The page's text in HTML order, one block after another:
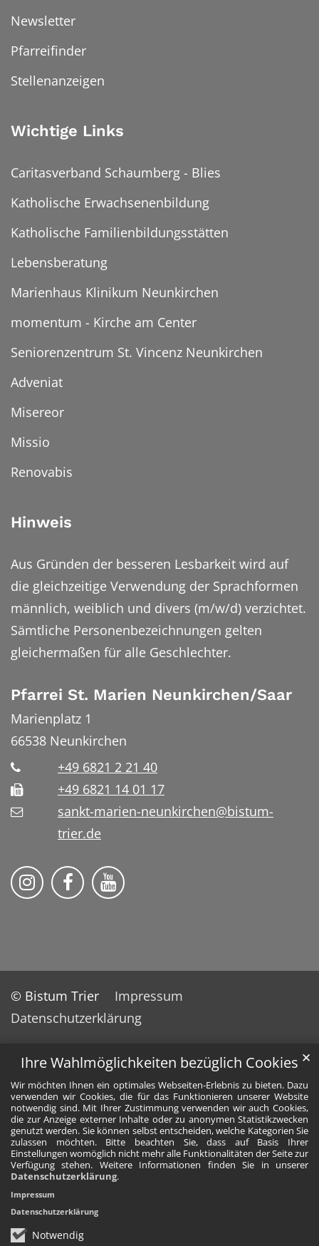
Ihre Wahlmöglichkeiten bezüglich Cookies
Wir möchten Ihnen ein optimales Webseiten-Erlebnis zu bieten. Dazu
verwenden wir Cookies, die für das Funktionieren unserer Website
notwendig sind. Mit Ihrer Zustimmung verwenden wir auch Cookies,
die zur Anzeige externer Inhalte oder zu anonymen Statistikzwecken
genutzt werden. Sie können selbst entscheiden, welche Kategorien Sie
zulassen möchten. Bitte beachten Sie, dass auf Basis Ihrer
Einstellungen womöglich nicht mehr alle Funktionalitäten der Seite zur
Verfügung stehen. Weitere Informationen finden Sie in unserer
Datenschutzerklärung.
Notwendig
✕
Impressum
Datenschutzerklärung
Newsletter
Pfarreifinder
Stellenanzeigen
Wichtige Links
Caritasverband Schaumberg - Blies
Katholische Erwachsenenbildung
Katholische Familienbildungsstätten
Lebensberatung
Marienhaus Klinikum Neunkirchen
momentum - Kirche am Center
Seniorenzentrum St. Vincenz Neunkirchen
Adveniat
Misereor
Missio
Renovabis
Hinweis
Aus Gründen der besseren Lesbarkeit wird auf
die gleichzeitige Verwendung der Sprachformen
männlich, weiblich und divers (m/w/d) verzichtet.
Sämtliche Personenbezeichnungen gelten
gleichermaßen für alle Geschlechter.
Pfarrei St. Marien Neunkirchen/Saar
Marienplatz 1
66538 Neunkirchen
+49 6821 2 21 40
+49 6821 14 01 17
sankt-marien-neunkirchen@bistum-
trier.de
Bistum Trier auf Instragram
Die Pfarrei auf Facebook
Die Pfarrei auf YouTube
© Bistum Trier
Impressum
Datenschutzerklärung